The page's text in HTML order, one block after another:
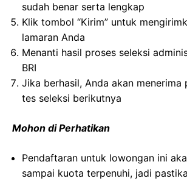
sudah benar serta lengkap
Klik tombol “Kirim” untuk
lamaran Anda
Menanti hasil proses seleksi
BRI
Jika berhasil, Anda akan menerima
tes seleksi berikutnya
Mohon di Perhatikan
Pendaftaran untuk lowongan ini
sampai kuota terpenuhi, jadi